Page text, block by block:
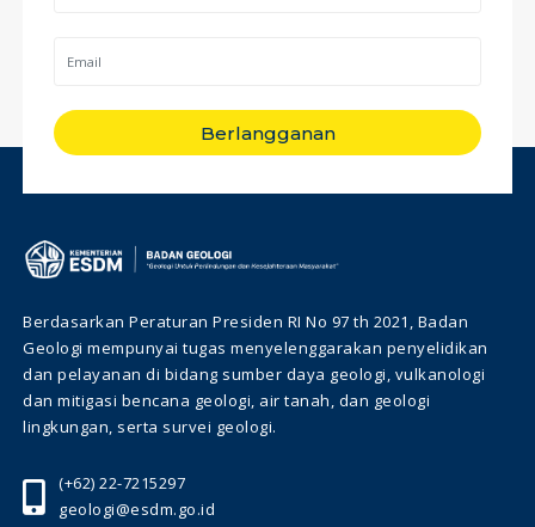
Berlangganan
Berdasarkan Peraturan Presiden RI No 97 th 2021, Badan
Geologi mempunyai tugas menyelenggarakan penyelidikan
dan pelayanan di bidang sumber daya geologi, vulkanologi
dan mitigasi bencana geologi, air tanah, dan geologi
lingkungan, serta survei geologi.
(+62) 22-7215297
geologi@esdm.go.id